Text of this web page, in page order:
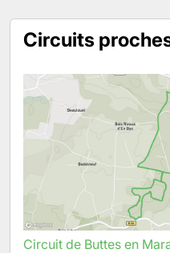
Circuits
Circuit de Buttes en